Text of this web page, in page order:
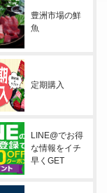
豊洲市場の鮮
魚
定期購入
LINE@でお得
な情報をイチ
早くGET